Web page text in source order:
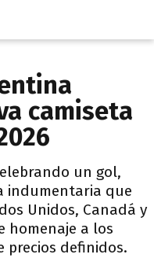
camiseta
un gol,
indumentaria que
Unidos, Canadá y
homenaje a los
precios definidos.